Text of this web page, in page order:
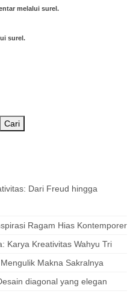
melalui surel.
surel.
Cari
Dari Freud hingga
Ragam Hias Kontemporer
Karya Kreativitas Wahyu Tri
Makna Sakralnya
diagonal yang elegan